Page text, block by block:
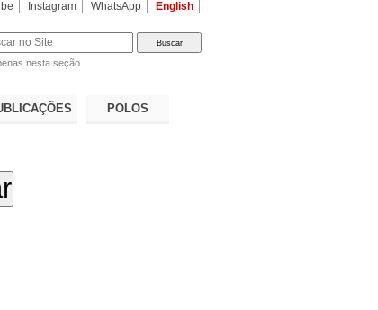
Instagram WhatsApp English
nesta seção
POLOS